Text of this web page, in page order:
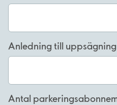
Anledning till uppsägning
Antal